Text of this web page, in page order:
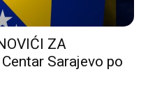
ZA
Sarajevo po